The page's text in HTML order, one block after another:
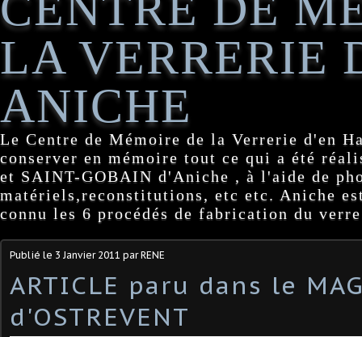
LA VERRERIE
ANICHE
Le Centre de Mémoire de la Verrerie d'en
conserver en mémoire tout ce qui a été
et SAINT-GOBAIN d'Aniche , à l'aide de
matériels,reconstitutions, etc etc. Aniche
connu les 6 procédés de fabrication du
Publié le 3 Janvier 2011 par RENE
ARTICLE paru dans le
d'OSTREVENT